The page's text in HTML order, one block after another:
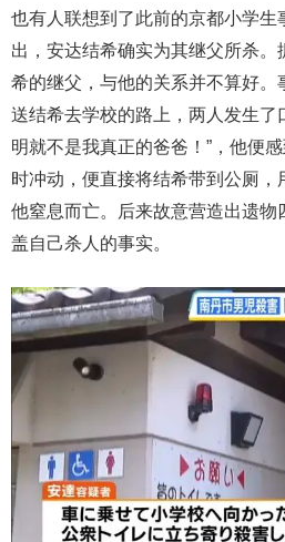
也有人联想到了此前的京都小学生
出，安达结希确实为其继父所杀
希的继父，与他的关系并不算好。
送结希去学校的路上，两人发生了
明就不是我真正的爸爸！”，他便
时冲动，便直接将结希带到公厕，
他窒息而亡。后来故意营造出遗物
盖自己杀人的事实。